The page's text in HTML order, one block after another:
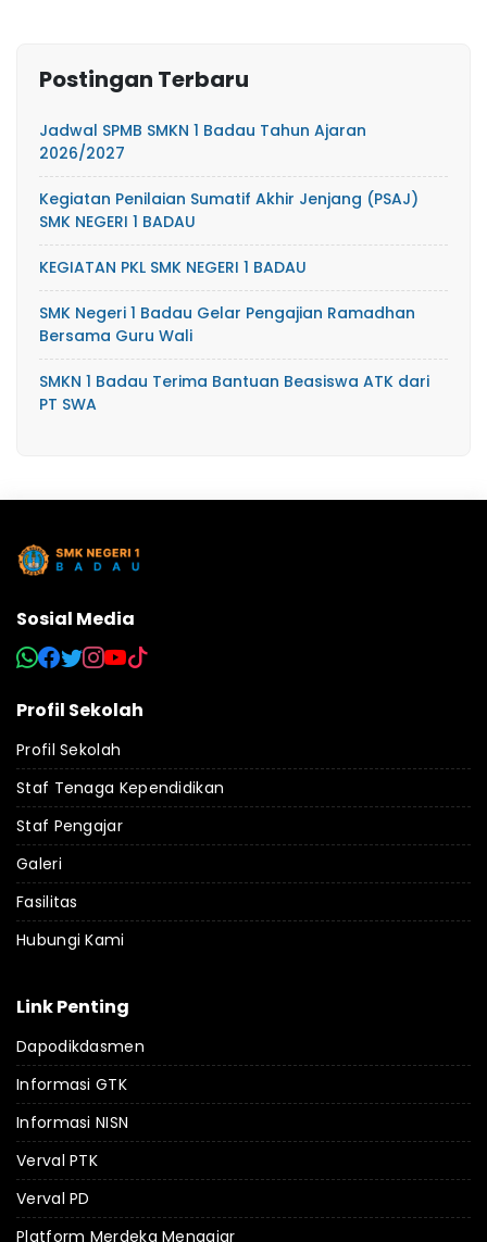
Postingan Terbaru
Jadwal SPMB SMKN 1 Badau Tahun Ajaran
2026/2027
Kegiatan Penilaian Sumatif Akhir Jenjang (PSAJ)
SMK NEGERI 1 BADAU
KEGIATAN PKL SMK NEGERI 1 BADAU
SMK Negeri 1 Badau Gelar Pengajian Ramadhan
Bersama Guru Wali
SMKN 1 Badau Terima Bantuan Beasiswa ATK dari
PT SWA
Sosial Media
Profil Sekolah
Profil Sekolah
Staf Tenaga Kependidikan
Staf Pengajar
Galeri
Fasilitas
Hubungi Kami
Link Penting
Dapodikdasmen
Informasi GTK
Informasi NISN
Verval PTK
Verval PD
Platform Merdeka Mengajar